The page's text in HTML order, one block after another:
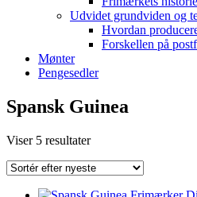
Udvidet grundviden og
Hvordan
Forskellen på
Mønter
Pengesedler
Spansk Guinea
Viser 5 resultaterSorteret
seneste